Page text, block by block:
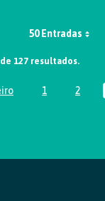
50 Entradas
127 resultados.
Página
1 2